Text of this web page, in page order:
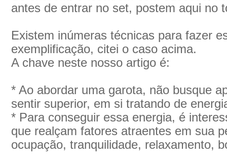
antes de entrar no set, postem aqui no
Existem inúmeras técnicas para fazer
exemplificação, citei o caso acima.
A chave neste nosso artigo é:
* Ao abordar uma garota, não busque
sentir superior, em si tratando de
* Para conseguir essa energia, é
que realçam fatores atraentes em sua
ocupação, tranquilidade, relaxamento,